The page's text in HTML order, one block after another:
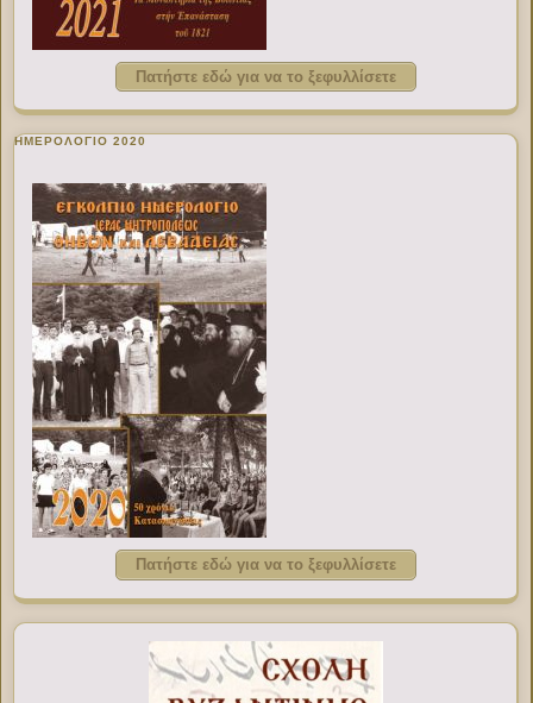
Πατήστε εδώ για να το ξεφυλλίσετε
ΗΜΕΡΟΛΟΓΙΟ 2020
Πατήστε εδώ για να το ξεφυλλίσετε